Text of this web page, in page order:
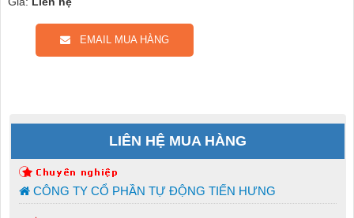
EMAIL MUA HÀNG
LIÊN HỆ MUA HÀNG
CÔNG TY CỔ PHẦN TỰ ĐỘNG TIẾN HƯNG